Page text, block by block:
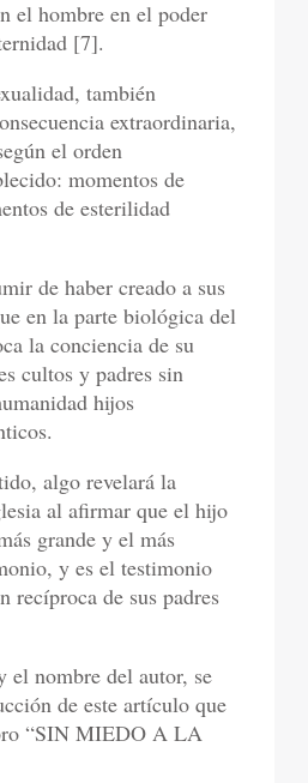
el hombre en el poder
[7].
también
extraordinaria,
el orden
momentos de
de esterilidad
de haber creado a sus
en la parte biológica del
la conciencia de su
cultos y padres sin
hijos
algo revelará la
al afirmar que el hijo
grande y el más
y es el testimonio
recíproca de sus padres
el nombre del autor, se
de este artículo que
“SIN MIEDO A LA